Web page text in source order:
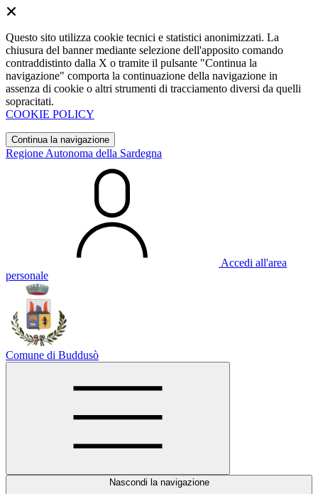
Questo sito utilizza cookie tecnici e statistici anonimizzati. La
chiusura del banner mediante selezione dell'apposito comando
contraddistinto dalla X o tramite il pulsante "Continua la
navigazione" comporta la continuazione della navigazione in
assenza di cookie o altri strumenti di tracciamento diversi da quelli
sopracitati.
COOKIE POLICY
Continua la navigazione
Regione Autonoma della Sardegna
Accedi all'area
personale
Comune di Buddusò
Nascondi la navigazione